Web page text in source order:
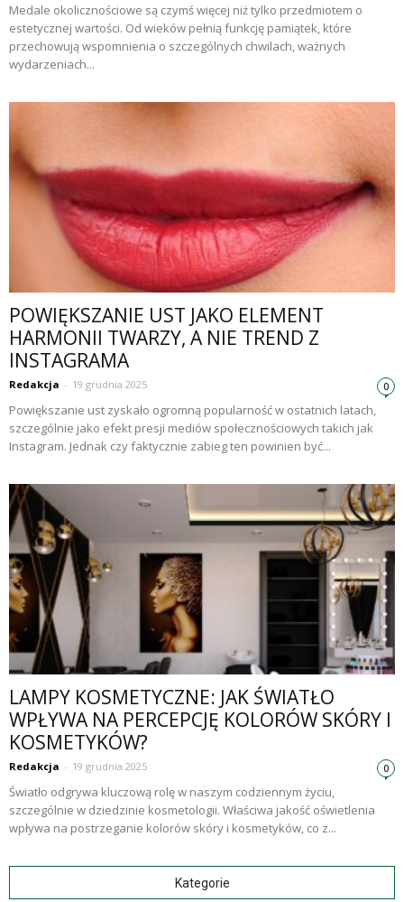
Medale okolicznościowe są czymś więcej niż tylko przedmiotem o
estetycznej wartości. Od wieków pełnią funkcję pamiątek, które
przechowują wspomnienia o szczególnych chwilach, ważnych
wydarzeniach...
POWIĘKSZANIE UST JAKO ELEMENT
HARMONII TWARZY, A NIE TREND Z
INSTAGRAMA
Redakcja - 19 grudnia 2025 0
Powiększanie ust zyskało ogromną popularność w ostatnich latach,
szczególnie jako efekt presji mediów społecznościowych takich jak
Instagram. Jednak czy faktycznie zabieg ten powinien być...
LAMPY KOSMETYCZNE: JAK ŚWIATŁO
WPŁYWA NA PERCEPCJĘ KOLORÓW SKÓRY I
KOSMETYKÓW?
Redakcja - 19 grudnia 2025 0
Światło odgrywa kluczową rolę w naszym codziennym życiu,
szczególnie w dziedzinie kosmetologii. Właściwa jakość oświetlenia
wpływa na postrzeganie kolorów skóry i kosmetyków, co z...
Kategorie